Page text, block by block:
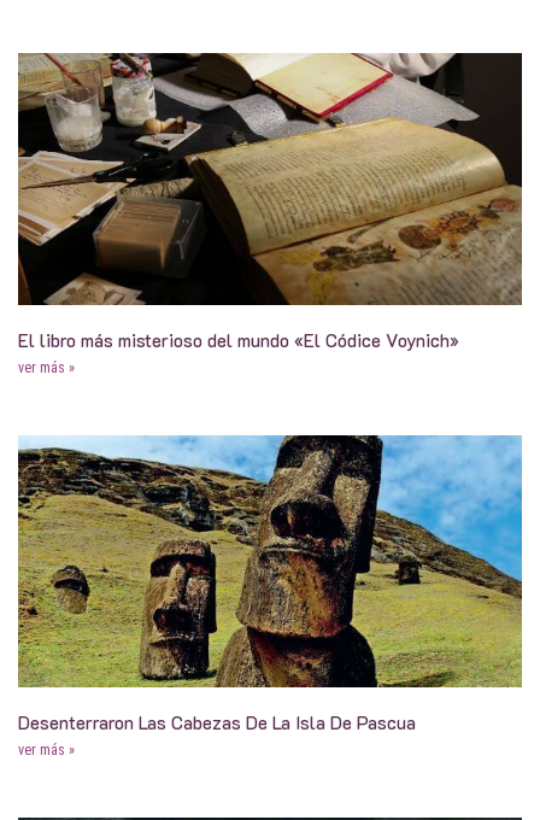
El libro más misterioso del mundo «El Códice Voynich»
ver más »
Desenterraron Las Cabezas De La Isla De Pascua
ver más »